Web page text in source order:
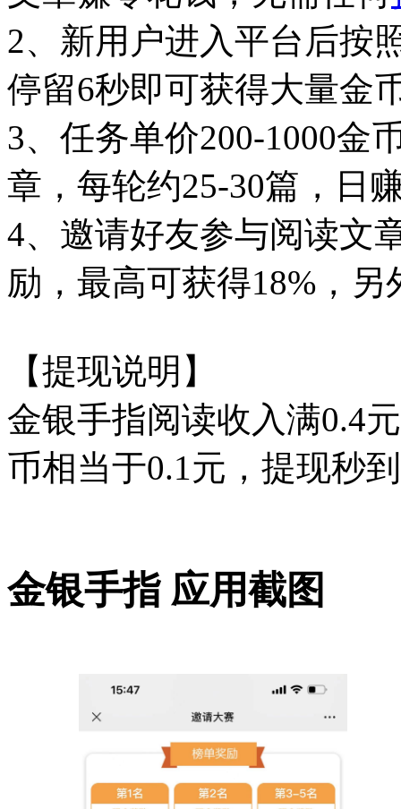
2、新用户进入平台后按
停留6秒即可获得大量金
3、任务单价200-1000金
章，每轮约25-30篇，日
4、邀请好友参与阅读文
励，最高可获得18%，
【提现说明】
金银手指阅读收入满0.4
币相当于0.1元，提现秒
金银手指 应用截图